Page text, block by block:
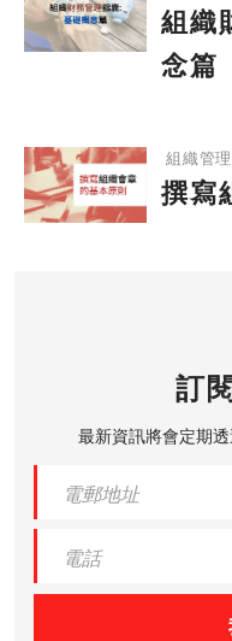
組織
念篇
組織管理
撰寫
訂
最新資訊將會定期